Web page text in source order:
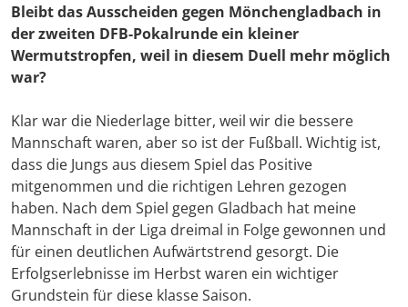
Bleibt das Ausscheiden gegen Mönchengladbach in
der zweiten DFB-Pokalrunde ein kleiner
Wermutstropfen, weil in diesem Duell mehr möglich
war?
Klar war die Niederlage bitter, weil wir die bessere
Mannschaft waren, aber so ist der Fußball. Wichtig ist,
dass die Jungs aus diesem Spiel das Positive
mitgenommen und die richtigen Lehren gezogen
haben. Nach dem Spiel gegen Gladbach hat meine
Mannschaft in der Liga dreimal in Folge gewonnen und
für einen deutlichen Aufwärtstrend gesorgt. Die
Erfolgserlebnisse im Herbst waren ein wichtiger
Grundstein für diese klasse Saison.